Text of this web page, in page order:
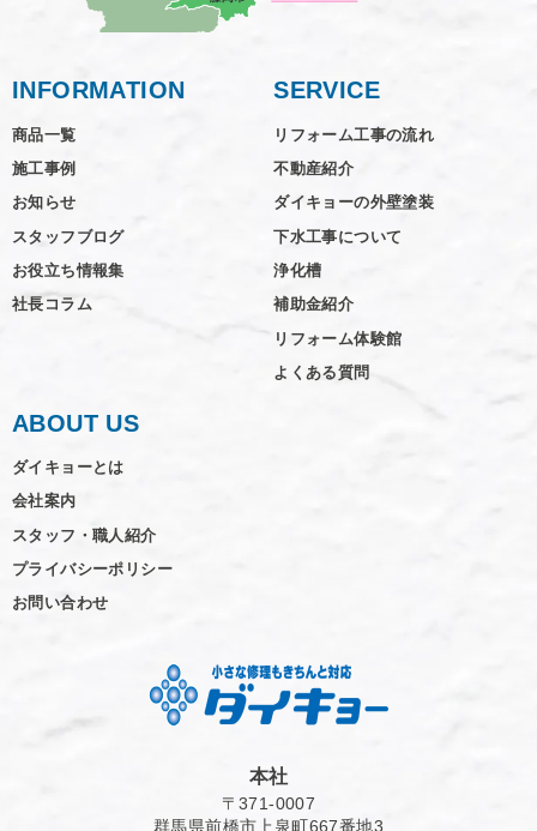
INFORMATION
商品一覧
施工事例
お知らせ
スタッフブログ
お役立ち情報集
社長コラム
SERVICE
リフォーム工事の流れ
不動産紹介
ダイキョーの外壁塗装
下水工事について
浄化槽
補助金紹介
リフォーム体験館
よくある質問
ABOUT US
ダイキョーとは
会社案内
スタッフ・職人紹介
プライバシーポリシー
お問い合わせ
本社
〒371-0007
群馬県前橋市上泉町667番地3